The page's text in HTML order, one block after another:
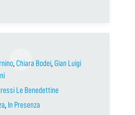
, Chiara Bodei, Gian Luigi
Le Benedettine
, In Presenza